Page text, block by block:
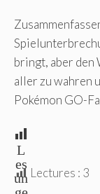
bringt, aber
aller zu wahren
Pokémon GO-
L
es
un
ge
Lectures : 3